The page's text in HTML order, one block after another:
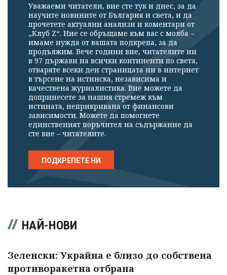
Уважаеми читатели, вие сте тук и днес, за да
научите новините от България и света, и да
прочетете актуални анализи и коментари от
„Клуб Z“. Ние се обръщаме към вас с молба –
имаме нужда от вашата подкрепа, за да
продължим. Вече години вие, читателите ни
в 97 държави на всички континенти по света,
отваряте всеки ден страницата ни в интернет
в търсене на истинска, независима и
качествена журналистика. Вие можете да
допринесете за нашия стремеж към
истината, неприкривана от финансови
зависимости. Можете да помогнете
единственият поръчител на съдържание да
сте вие – читателите.
ПОДКРЕПЕТЕ НИ
НАЙ-НОВИ
Зеленски: Украйна е близо до собствена
противоракетна отбрана